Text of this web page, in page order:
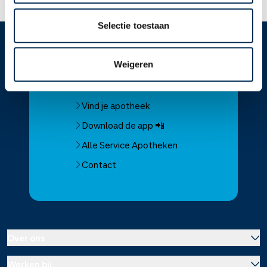
Selectie toestaan
Weigeren
ServiceApotheek
Service Apotheek home
Vind je apotheek
Download de app 📲
Alle Service Apotheken
Contact